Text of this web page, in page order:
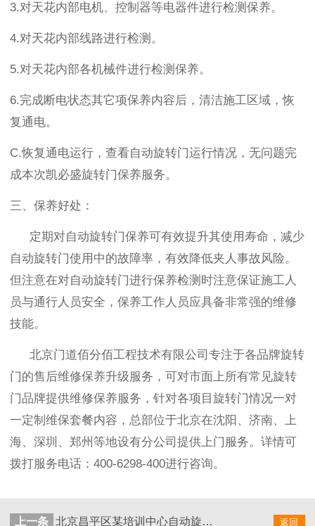
3.对天花内部电机、控制器等电器件进行检测保养。
4.对天花内部线路进行检测。
5.对天花内部各机械件进行检测保养。
6.完成断电状态其它项保养内容后，清洁施工区域，恢
复通电。
C.恢复通电运行，查看自动旋转门运行情况，无问题完
成本次凯必盛旋转门保养服务。
三、保养好处：
定期对自动旋转门保养可有效提升其使用寿命，减少
自动旋转门使用中的故障率，有效降低夹人事故风险。
但注意在对自动旋转门进行保养检测时注意保证施工人
员与通行人员安全，保养工作人员应具备非常强的维修
技能。
北京门道佰分佰工程技术有限公司专注于各品牌旋转
门的售后维修保养升级服务，可对市面上所有常见旋转
门品牌提供维修保养服务，针对各项目旋转门情况一对
一定制维保套餐内容，总部位于北京在沈阳、济南、上
海、深圳、郑州等地设有分公司提供上门服务。详情可
拨打服务电话： 400-6298-400进行咨询。
返回
上一条 北京昌平区某培训中心自动旋转门保养服务案例